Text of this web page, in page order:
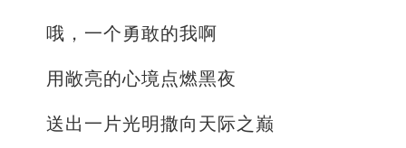
哦，一个勇敢的我啊
用敞亮的心境点燃黑夜
送出一片光明撒向天际之巅